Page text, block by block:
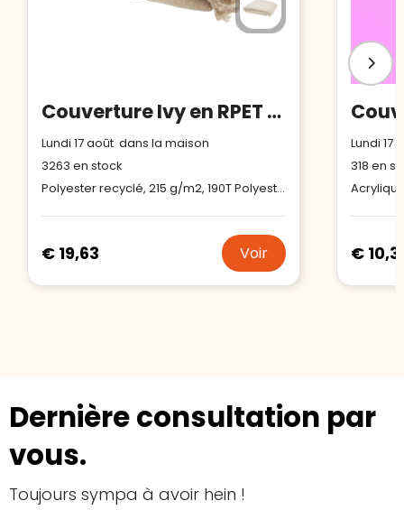
Couverture Ivy en RPET certifié GRS
Lundi 17 août dans la maison
3263 en stock
Polyester recyclé, 215 g/m2, 190T Polyester recyclé
€ 19,63 Voir
Lundi 17
318 en
€
Dernière consultation par
vous.
Toujours sympa à avoir hein !